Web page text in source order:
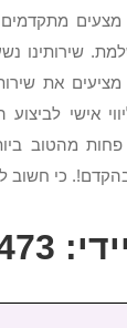
מתקדמים
שירותינו
את
אישי
מהטוב
כי חשוב
473